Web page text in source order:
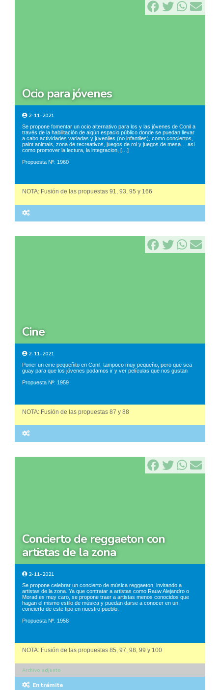
ocio para jóvenes
2-11-2021
Se propone fomentar un ocio alternativo para los y las jóvenes de Conil a
través de la habilitación de algún espacio público donde se puedan llevar
a cabo actividades variadas y juveniles (no infantiles), como conciertos,
paint animals, zona de recreativos, juegos de rol y juegos de mesa… así
como promover la lectura, la integracion, […]
Propuesta Nº: 1960
NOTA: Fusión de las propuestas 91, 93, 95 y 166
cine
2-11-2021
Poner un cine pequeñito en Conil, tampoco muy pequeño, pero que sea
guay para que los jóvenes podamos ir y ver películas que nos gustan
Propuesta Nº: 1959
NOTA: Fusión de las propuestas 87 y 88
concierto de reggaeton con
artistas de la zona
2-11-2021
Se propone celebrar un concierto de música reggaeton, invitando a
artistas de la zona. Ya que contratar a artistas como Rauw Alejandro o
Morad es muy caro, se propone traer a artistas menos conocidos que
hagan el mismo estilo de música y puedan darse a conocer en un
concierto de este tipo en nuestro pueblo.
Propuesta Nº: 1958
NOTA: Fusión de las propuestas 85, 97, 98, 99 y 100
Archivo adjunto
En trámite